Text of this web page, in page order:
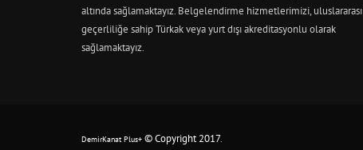
altında sağlamaktayız. Belgelendirme hizmetlerimizi, uluslararası
geçerliliğe sahip Türkak veya yurt dışı akreditasyonlu olarak
sağlamaktayız.
DemirKanat Plus+ © Copyright 2017.